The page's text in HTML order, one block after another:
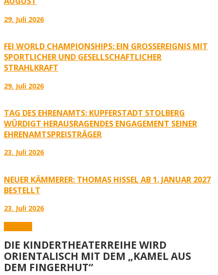
29. Juli 2026
FEI WORLD CHAMPIONSHIPS: EIN GROSSEREIGNIS MIT S
PORTLICHER UND GESELLSCHAFTLICHER S
TRAHLKRAFT
29. Juli 2026
TAG DES EHRENAMTS: KUPFERSTADT STOLBERG
WÜRDIGT HERAUSRAGENDES ENGAGEMENT SEINER
EHRENAMTSPREISTRÄGER
23. Juli 2026
NEUER KÄMMERER: THOMAS HISSEL AB 1. JANUAR 2027
BESTELLT
23. Juli 2026
DIE KINDERTHEATERREIHE WIRD
ORIENTALISCH MIT DEM „KAMEL AUS
DEM FINGERHUT“